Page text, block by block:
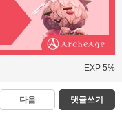
EXP 5%
다음 댓글쓰기